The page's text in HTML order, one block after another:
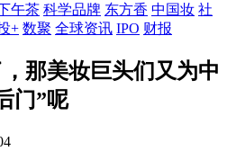
午茶 科学品牌 东方香 中国妆 社
+ 数聚 全球资讯 IPO 财报
那美妆巨头们又为中
门”呢